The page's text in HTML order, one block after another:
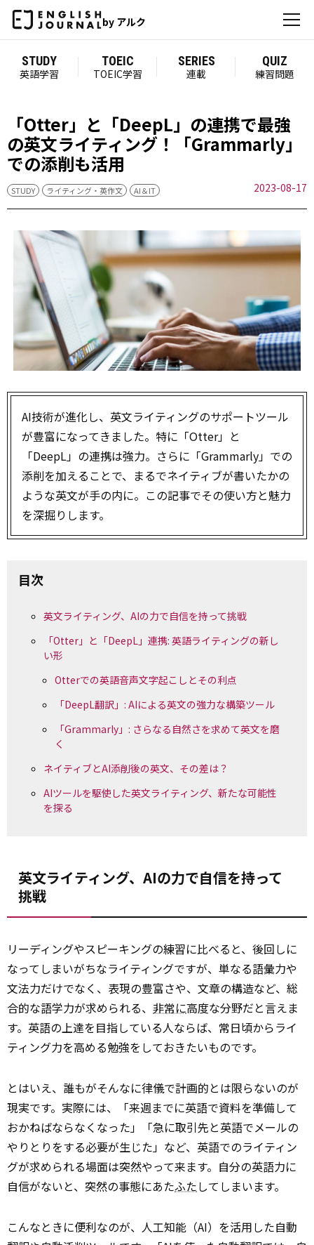
by アルク
STUDY
英語学習
TOEIC
TOEIC学習
SERIES
連載
QUIZ
練習問題
「Otter」と「DeepL」の連携で最強
の英文ライティング！「Grammarly」
での添削も活用
STUDY ライティング・英作文 AI＆IT 2023-08-17
AI技術が進化し、英文ライティングのサポートツール
が豊富になってきました。特に「Otter」と
「DeepL」の連携は強力。さらに「Grammarly」での
添削を加えることで、まるでネイティブが書いたかの
ような英文が手の内に。この記事でその使い方と魅力
を深掘りします。
目次
英文ライティング、AIの力で自信を持って挑戦
「Otter」と「DeepL」連携: 英語ライティングの新し
い形
Otterでの英語音声文字起こしとその利点
「DeepL翻訳」: AIによる英文の強力な構築ツール
「Grammarly」: さらなる自然さを求めて英文を磨
く
ネイティブとAI添削後の英文、その差は？
AIツールを駆使した英文ライティング、新たな可能性
を探る
英文ライティング、AIの力で自信を持って
挑戦
リーディングやスピーキングの練習に比べると、後回しに
なってしまいがちなライティングですが、単なる語彙力や
文法力だけでなく、表現の豊富さや、文章の構造など、総
合的な語学力が求められる、 非常に高度な分野だと言えま
す。英語の上達を目指している人ならば、常日頃からライ
ティング力を高める勉強をしておきたいものです。
とはいえ、誰もがそんなに律儀で計画的とは限らないのが
現実です。実際には、「来週までに英語で資料を準備して
おかねばならなくなった」「急に取引先と英語でメールの
やりとりをする必要が生じた」など、英語でのライティン
グが求められる場面は突然やって来ます。自分の英語力に
自信がないと、突然の事態にあたふたしてしまいます。
こんなときに便利なのが、人工知能（AI）を活用した自動